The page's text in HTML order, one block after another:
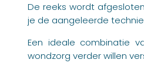
De reeks wordt
je de aangeleerde
Een ideale combinatie
wondzorg verder willen